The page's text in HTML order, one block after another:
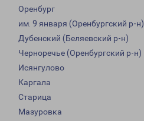
Оренбург
им. 9 января (Оренбургский р-н)
Дубенский (Беляевский р-н)
Черноречье (Оренбургский р-н)
Исянгулово
Каргала
Старица
Мазуровка